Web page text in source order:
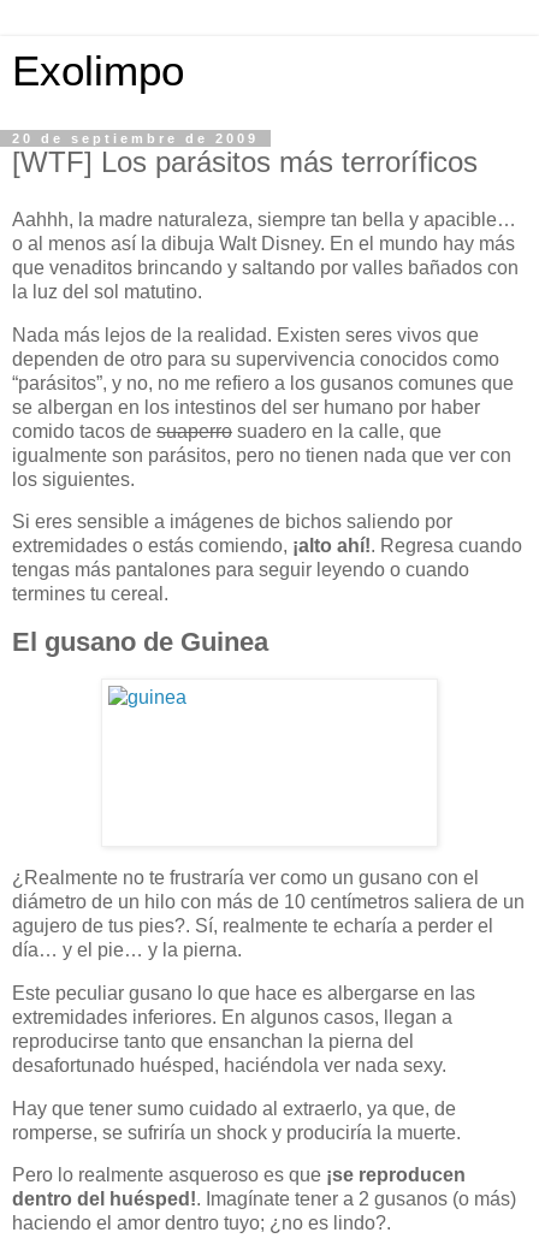
Exolimpo
20 de septiembre de 2009
[WTF] Los parásitos más terroríficos
Aahhh, la madre naturaleza, siempre tan bella y apacible…
o al menos así la dibuja Walt Disney. En el mundo hay más
que venaditos brincando y saltando por valles bañados con
la luz del sol matutino.
Nada más lejos de la realidad. Existen seres vivos que
dependen de otro para su supervivencia conocidos como
“parásitos”, y no, no me refiero a los gusanos comunes que
se albergan en los intestinos del ser humano por haber
comido tacos de suaperro suadero en la calle, que
igualmente son parásitos, pero no tienen nada que ver con
los siguientes.
Si eres sensible a imágenes de bichos saliendo por
extremidades o estás comiendo, ¡alto ahí!. Regresa cuando
tengas más pantalones para seguir leyendo o cuando
termines tu cereal.
El gusano de Guinea
¿Realmente no te frustraría ver como un gusano con el
diámetro de un hilo con más de 10 centímetros saliera de un
agujero de tus pies?. Sí, realmente te echaría a perder el
día… y el pie… y la pierna.
Este peculiar gusano lo que hace es albergarse en las
extremidades inferiores. En algunos casos, llegan a
reproducirse tanto que ensanchan la pierna del
desafortunado huésped, haciéndola ver nada sexy.
Hay que tener sumo cuidado al extraerlo, ya que, de
romperse, se sufriría un shock y produciría la muerte.
Pero lo realmente asqueroso es que ¡se reproducen
dentro del huésped!. Imagínate tener a 2 gusanos (o más)
haciendo el amor dentro tuyo; ¿no es lindo?.